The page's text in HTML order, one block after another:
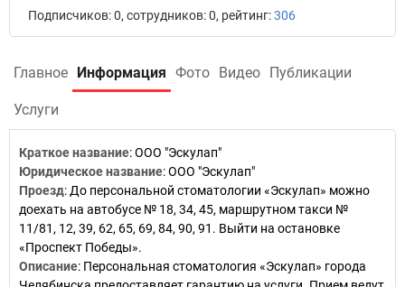
Подписчиков: 0, сотрудников: 0, рейтинг:306
Главное Информация Фото Видео Публикации
Услуги
Краткое название:ООО "Эскулап"
Юридическое название:ООО "Эскулап"
Проезд: До персональной стоматологии «Эскулап» можно
доехать на автобусе № 18, 34, 45, маршрутном такси №
11/81, 12, 39, 62, 65, 69, 84, 90, 91. Выйти на остановке
«Проспект Победы».
Описание: Персональная стоматология «Эскулап» города